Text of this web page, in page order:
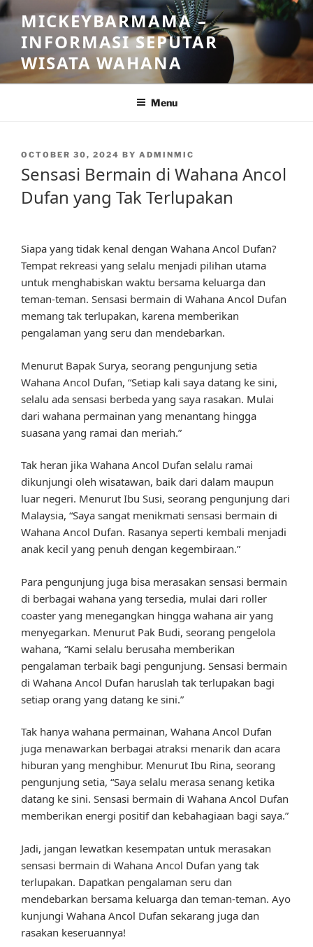
Skip
to
content
MICKEYBARMAMA –
INFORMASI SEPUTAR
WISATA WAHANA
Menu
POSTED
OCTOBER 30, 2024 BY ADMINMIC
Sensasi Bermain di Wahana Ancol
Dufan yang Tak Terlupakan
Siapa yang tidak kenal dengan Wahana Ancol Dufan?
Tempat rekreasi yang selalu menjadi pilihan utama
untuk menghabiskan waktu bersama keluarga dan
teman-teman. Sensasi bermain di Wahana Ancol Dufan
memang tak terlupakan, karena memberikan
pengalaman yang seru dan mendebarkan.
Menurut Bapak Surya, seorang pengunjung setia
Wahana Ancol Dufan, “Setiap kali saya datang ke sini,
selalu ada sensasi berbeda yang saya rasakan. Mulai
dari wahana permainan yang menantang hingga
suasana yang ramai dan meriah.”
Tak heran jika Wahana Ancol Dufan selalu ramai
dikunjungi oleh wisatawan, baik dari dalam maupun
luar negeri. Menurut Ibu Susi, seorang pengunjung dari
Malaysia, “Saya sangat menikmati sensasi bermain di
Wahana Ancol Dufan. Rasanya seperti kembali menjadi
anak kecil yang penuh dengan kegembiraan.”
Para pengunjung juga bisa merasakan sensasi bermain
di berbagai wahana yang tersedia, mulai dari roller
coaster yang menegangkan hingga wahana air yang
menyegarkan. Menurut Pak Budi, seorang pengelola
wahana, “Kami selalu berusaha memberikan
pengalaman terbaik bagi pengunjung. Sensasi bermain
di Wahana Ancol Dufan haruslah tak terlupakan bagi
setiap orang yang datang ke sini.”
Tak hanya wahana permainan, Wahana Ancol Dufan
juga menawarkan berbagai atraksi menarik dan acara
hiburan yang menghibur. Menurut Ibu Rina, seorang
pengunjung setia, “Saya selalu merasa senang ketika
datang ke sini. Sensasi bermain di Wahana Ancol Dufan
memberikan energi positif dan kebahagiaan bagi saya.”
Jadi, jangan lewatkan kesempatan untuk merasakan
sensasi bermain di Wahana Ancol Dufan yang tak
terlupakan. Dapatkan pengalaman seru dan
mendebarkan bersama keluarga dan teman-teman. Ayo
kunjungi Wahana Ancol Dufan sekarang juga dan
rasakan keseruannya!